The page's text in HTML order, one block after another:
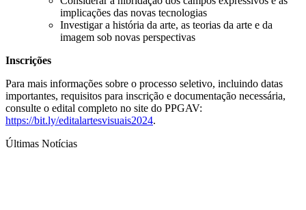
implicações das novas tecnologias
Investigar a história da arte, as teorias da arte e da
imagem sob novas perspectivas
Inscrições
Para mais informações sobre o processo seletivo, incluindo datas
importantes, requisitos para inscrição e documentação necessária,
consulte o edital completo no site do PPGAV:
https://bit.ly/editalartesvisuais2024.
Últimas Notícias